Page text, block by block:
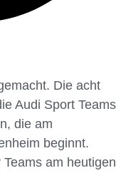
Die acht
Audi Sport Teams
die am
beginnt.
am heutigen